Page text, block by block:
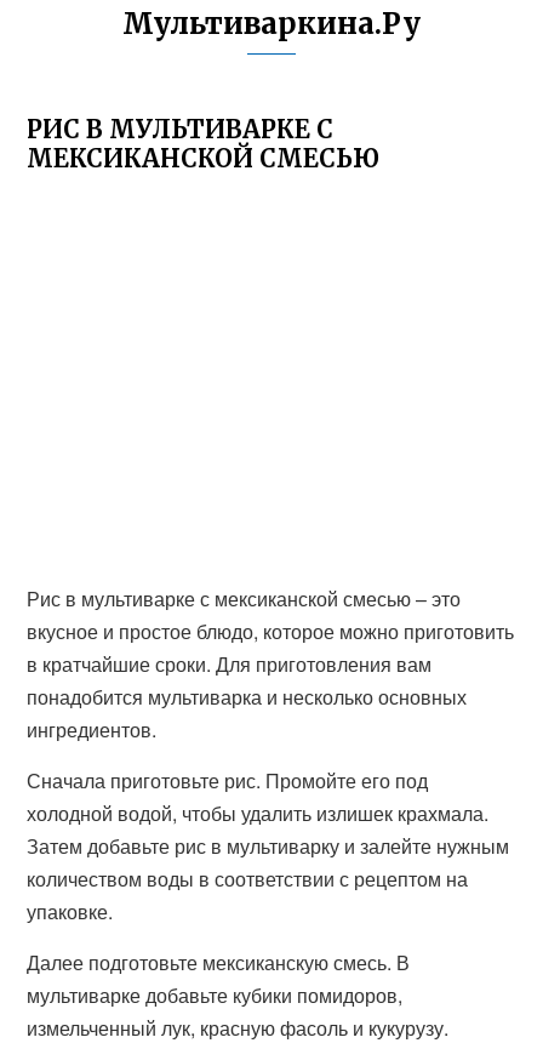
Мультиваркина.Ру
РИС В МУЛЬТИВАРКЕ С
МЕКСИКАНСКОЙ СМЕСЬЮ
Рис в мультиварке с мексиканской смесью – это
вкусное и простое блюдо, которое можно приготовить
в кратчайшие сроки. Для приготовления вам
понадобится мультиварка и несколько основных
ингредиентов.
Сначала приготовьте рис. Промойте его под
холодной водой, чтобы удалить излишек крахмала.
Затем добавьте рис в мультиварку и залейте нужным
количеством воды в соответствии с рецептом на
упаковке.
Далее подготовьте мексиканскую смесь. В
мультиварке добавьте кубики помидоров,
измельченный лук, красную фасоль и кукурузу.